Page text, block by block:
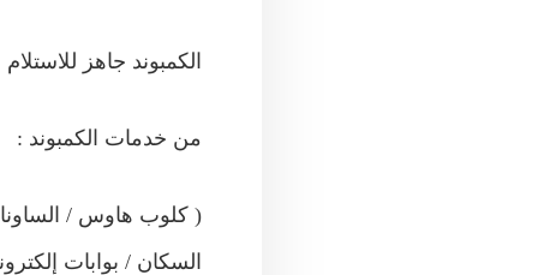
الكمبوند جاهز للاستلام
من خدمات الكمبوند :
السكان / بوابات